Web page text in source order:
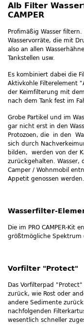
Alb Filter
CAMPER
Profimäßig Wasser filtern.
Wasservorräte, die mit
also an allen
Tankstellen usw.
Es kombiniert dabei die
Aktivkohle Filterelement
der Keimfilterung mit
nach dem Tank fest im
Grobe Partikel und im
gar nicht erst in den
Protozoen, die in den
sich durch
bilden, werden von der
zurückgehalten. Wasser,
Camper / Wohnmobil
Appetit genossen werden.
Wasserfilter-
Die im PRO CAMPER-Kit
größtmögliche Spektrum
Vorfilter "Protect"
Das Vorfilterpad
zurück, wie Rost oder
andere Sedimente
nachfolgenden
wesentlich schneller